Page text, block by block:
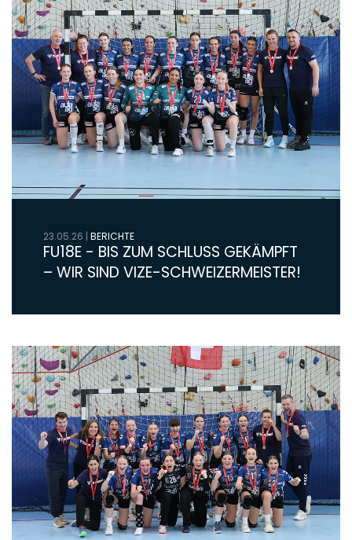
23.05.26 | BERICHTE
FU18E - BIS ZUM SCHLUSS GEKÄMPFT
– WIR SIND VIZE-SCHWEIZERMEISTER!